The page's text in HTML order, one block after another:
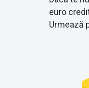
euro
Urmează